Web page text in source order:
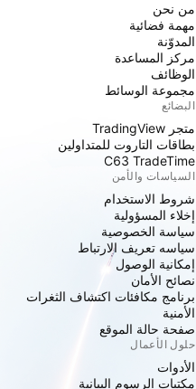
من نحن
مهمة فضائية
المدوّنة
مركز المساعدة
الوظائف
مجموعة الوسائط
البضائع
متجر TradingView
بطاقات التاروت للمتداولين
C63 TradeTime
السياسات والأمن
شروط الاستخدام
إخلاء المسؤولية
سياسة الخصوصية
سياسه تعريف الارتباط
إمكانية الوصول
نصائح الأمان
برنامج مكافئات اكتشاف الثغرات
الأمنية
صفحة حالة الموقع
حلول الأعمال
الأدوات
مكتبات الرسوم البيانية